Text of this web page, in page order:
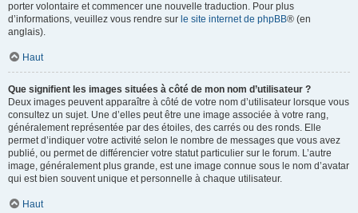
porter volontaire et commencer une nouvelle traduction. Pour plus
d’informations, veuillez vous rendre sur le site internet de phpBB® (en
anglais).
Haut
Que signifient les images situées à côté de mon nom d’utilisateur ?
Deux images peuvent apparaître à côté de votre nom d’utilisateur lorsque vous
consultez un sujet. Une d’elles peut être une image associée à votre rang,
généralement représentée par des étoiles, des carrés ou des ronds. Elle
permet d’indiquer votre activité selon le nombre de messages que vous avez
publié, ou permet de différencier votre statut particulier sur le forum. L’autre
image, généralement plus grande, est une image connue sous le nom d’avatar
qui est bien souvent unique et personnelle à chaque utilisateur.
Haut